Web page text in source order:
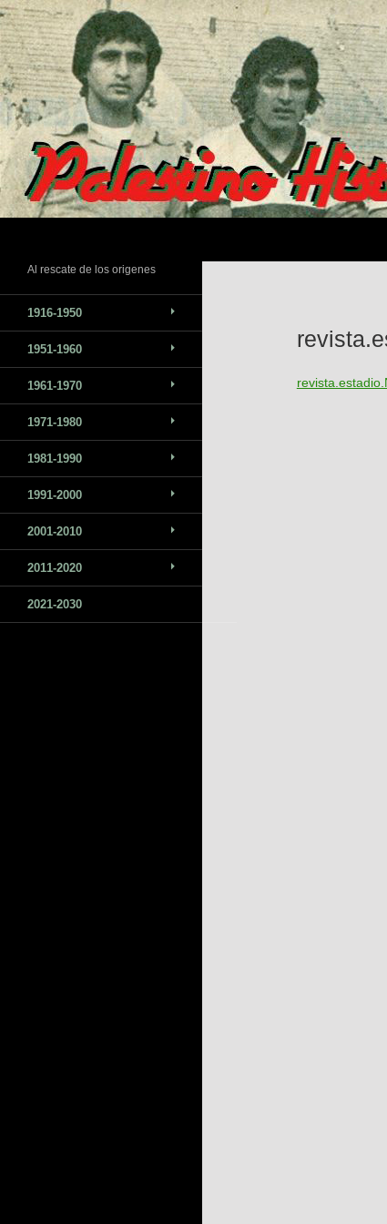
Saltar
al
contenido
Al rescate de los origenes
1916-1950
1951-1960
1961-1970
1971-1980
1981-1990
1991-2000
2001-2010
2011-2020
2021-2030